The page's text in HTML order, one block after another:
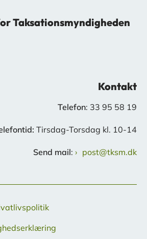
Taksationsmyndigheden
Kontakt
Telefon: 33 95 58 19
Tirsdag-Torsdag kl. 10-14
Send mail: post@tksm.dk